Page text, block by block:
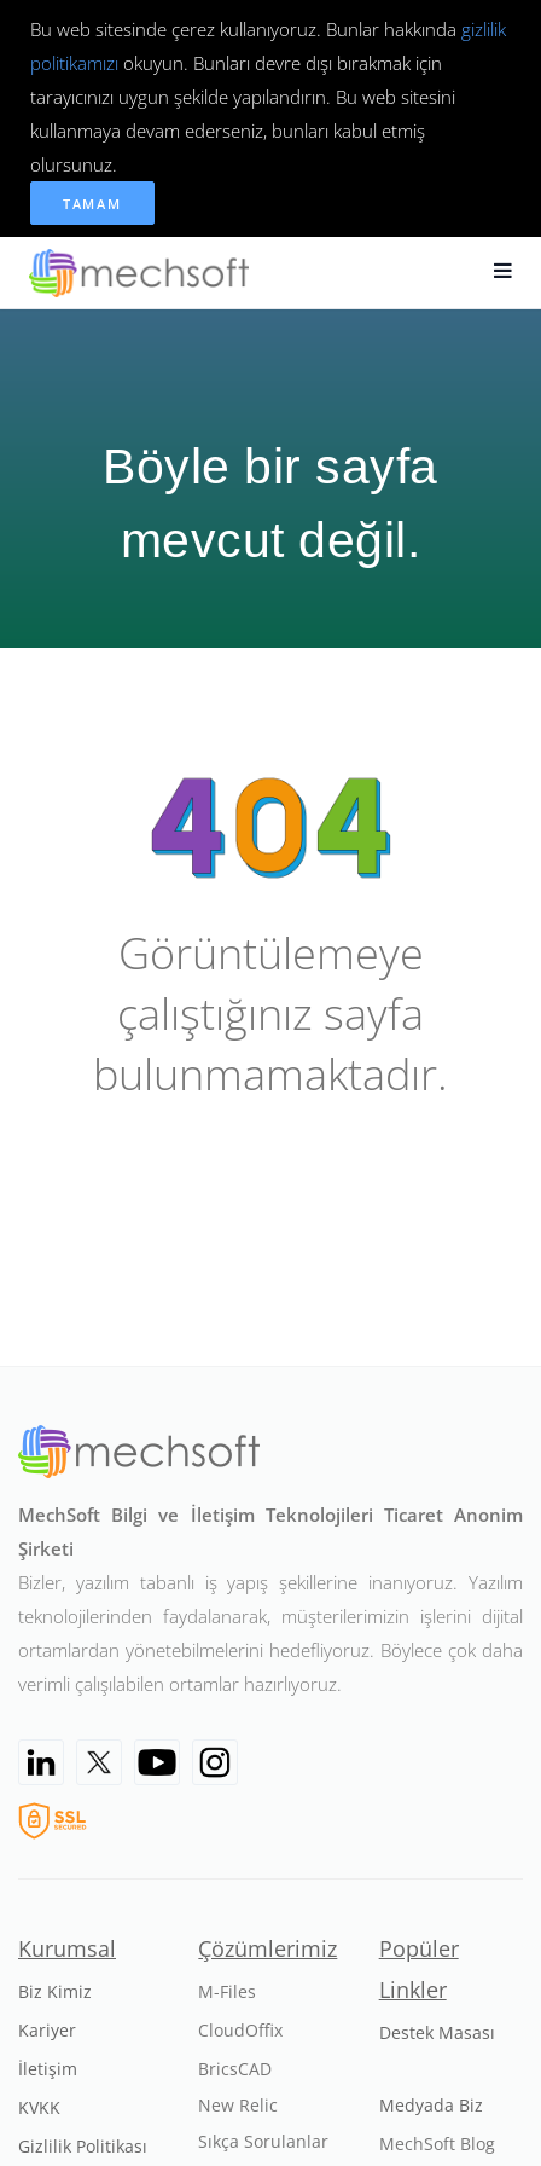
Bu web sitesinde çerez kullanıyoruz. Bunlar hakkında gizlilik
politikamızı okuyun. Bunları devre dışı bırakmak için
tarayıcınızı uygun şekilde yapılandırın. Bu web sitesini
kullanmaya devam ederseniz, bunları kabul etmiş
olursunuz.
TAMAM
Böyle bir sayfa
mevcut değil.
Görüntülemeye
çalıştığınız sayfa
bulunmamaktadır.
MechSoft Bilgi ve İletişim Teknolojileri Ticaret Anonim
Şirketi
Bizler, yazılım tabanlı iş yapış şekillerine inanıyoruz. Yazılım
teknolojilerinden faydalanarak, müşterilerimizin işlerini dijital
ortamlardan yönetebilmelerini hedefliyoruz. Böylece çok daha
verimli çalışılabilen ortamlar hazırlıyoruz.
Kurumsal
Biz Kimiz
Kariyer
İletişim
KVKK
Gizlilik Politikası
Çözümlerimiz
M-Files
CloudOffix
BricsCAD
New Relic
Sıkça Sorulanlar
Popüler
Linkler
Destek Masası
Medyada Biz
MechSoft Blog